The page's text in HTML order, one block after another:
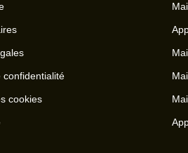
confidentialité
cookies